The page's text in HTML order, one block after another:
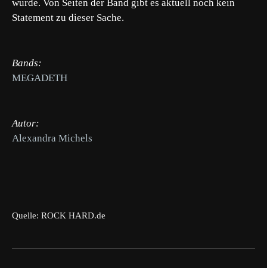
wurde. Von Seiten der Band gibt es aktuell noch kein
Statement zu dieser Sache.
Bands:
MEGADETH
Autor:
Alexandra Michels
Quelle: ROCK HARD.de